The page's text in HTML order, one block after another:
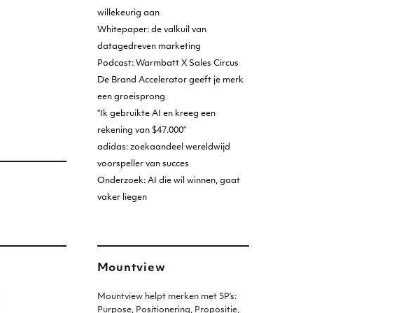
willekeurig aan
Whitepaper: de valkuil van
datagedreven marketing
Podcast: Warmbatt X Sales Circus
De Brand Accelerator geeft je merk
een groeisprong
“Ik gebruikte AI en kreeg een
rekening van $47.000”
adidas: zoekaandeel wereldwijd
voorspeller van succes
Onderzoek: AI die wil winnen, gaat
vaker liegen
Mountview
Mountview helpt merken met 5P’s:
Purpose, Positionering, Propositie,